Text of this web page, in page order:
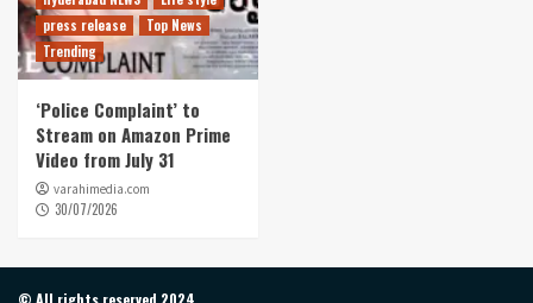
press release
Top News
Trending
‘Police Complaint’ to
Stream on Amazon Prime
Video from July 31
varahimedia.com
30/07/2026
© All rights reserved 2024